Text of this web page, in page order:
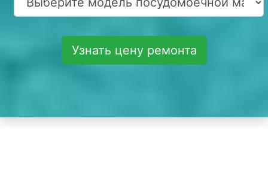
Узнать цену ремонта